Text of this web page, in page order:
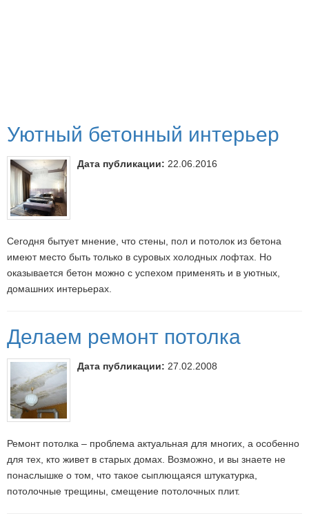
Уютный бетонный интерьер
Сегодня бытует мнение, что стены, пол и потолок из бетона
имеют место быть только в суровых холодных лофтах. Но
оказывается бетон можно с успехом применять и в уютных,
домашних интерьерах.
Дата публикации: 22.06.2016
Делаем ремонт потолка
Ремонт потолка – проблема актуальная для многих, а особенно
для тех, кто живет в старых домах. Возможно, и вы знаете не
понаслышке о том, что такое сыплющаяся штукатурка,
потолочные трещины, смещение потолочных плит.
Дата публикации: 27.02.2008